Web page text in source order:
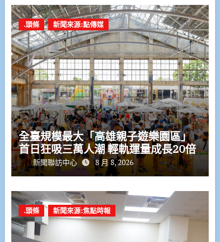
.頭條 新聞來源:點傳媒
全臺規模最大「高雄親子遊樂園區」
首日狂吸三萬人潮 輕軌運量成長20倍
新聞聯訪中心 8 月 8, 2026
.頭條 新聞來源:焦點時報